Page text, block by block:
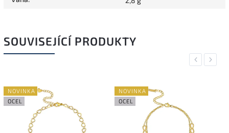
SOUVISEJÍCÍ PRODUKTY
Previous
NOVINKA
OCEL
NOVINKA
OCEL
Next